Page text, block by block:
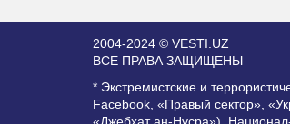
2004-2024 © VESTI.UZ
ВСЕ ПРАВА ЗАЩИЩЕНЫ
* Экстремистские и
Facebook, «Правый сектор»,
«Джебхат ан-Нусра»),